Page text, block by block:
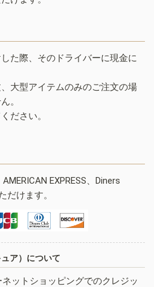
た際、そのドライバーに現金に
大型アイテムのみのご注文の場
。
ださい。
EXPRESS、Diners
だけます。
ア）について
ットショッピングでのクレジッ